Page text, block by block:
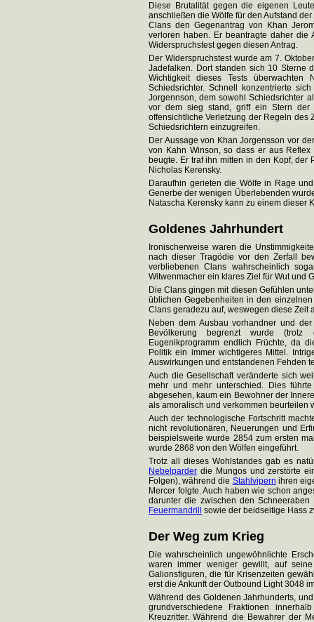
Diese Brutalität gegen die eigenen
anschließen die Wölfe für den Aufstand
Clans den Gegenantrag von Khan
verloren haben. Er beantragte daher die
Widerspruchstest gegen diesen Antrag.
Der Widerspruchstest wurde am 7.
Jadefalken. Dort standen sich 10 Sterne
Wichtigkeit dieses Tests
Schiedsrichter. Schnell konzentrierte
Jorgennson, dem sowohl Schiedsrichter
vor dem sieg stand, griff ein Stern
offensichtliche Verletzung der Regeln des
Schiedsrichtern einzugreifen.
Der Aussage von Khan Jorgensson vor
von Kahn Winson, so dass er aus
beugte. Er traf ihn mitten in den Kopf,
Nicholas Kerensky.
Daraufhin gerieten die Wölfe in Rage
Generbe der wenigen Überlebenden
Natascha Kerensky kann zu einem dieser
Goldenes Jahrhundert
Ironischerweise waren die
nach dieser Tragödie vor den Zerfall
verbliebenen Clans wahrscheinlich
Witwenmacher ein klares Ziel für Wut und
Die Clans gingen mit diesen Gefühlen
üblichen Gegebenheiten in den
Clans geradezu auf, weswegen diese Zeit
Neben dem Ausbau vorhandner und
Bevölkerung begrenzt wurde (trotz
Eugenikprogramm endlich Früchte, da
Politik ein immer wichtigeres Mittel.
Auswirkungen und entstandenen Fehden
Auch die Gesellschaft veränderte sich
mehr und mehr unterschied. Dies
abgesehen, kaum ein Bewohner der
als amoralisch und verkommen beurteilen
Auch der technologische Fortschritt
nicht revolutionären, Neuerungen und
beispielsweite wurde 2854 zum ersten
wurde 2868 von den Wölfen eingeführt.
Trotz all dieses Wohlstandes gab es
Nebelparder die Mungos und zerstörte
Folgen), während die Stahlvipern ihren
Mercer folgte. Auch haben wie schon
darunter die zwischen den
Feuermandrill
sowie der beidseitige Hass
Der Weg zum Krieg
Die wahrscheinlich ungewöhnlichte
waren immer weniger gewillt, auf
Galionsfiguren, die für Krisenzeiten
erst die Ankunft der Outbound Light 3048
Während des Goldenen Jahrhunderts,
grundverschiedene Fraktionen
Kreuzritter. Während die Bewahrer der